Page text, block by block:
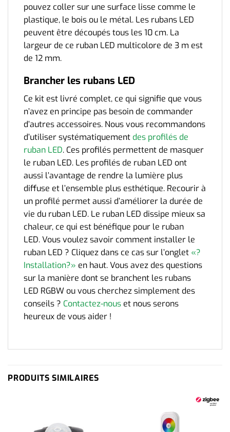
pouvez coller sur une surface lisse comme le
plastique, le bois ou le métal. Les rubans LED
peuvent être découpés tous les 10 cm. La
largeur de ce ruban LED multicolore de 3 m est
de 12 mm.
Brancher les rubans LED
Ce kit est livré complet, ce qui signifie que vous
n’avez en principe pas besoin de commander
d’autres accessoires. Nous vous recommandons
d’utiliser systématiquement des profilés de
ruban LED. Ces profilés permettent de masquer
le ruban LED. Les profilés de ruban LED ont
aussi l’avantage de rendre la lumière plus
diffuse et l’ensemble plus esthétique. Recourir à
un profilé permet aussi d’améliorer la durée de
vie du ruban LED. Le ruban LED dissipe mieux sa
chaleur, ce qui est bénéfique pour le ruban
LED.Vous voulez savoir comment installer le
ruban LED ? Cliquez dans ce cas sur l’onglet «?
Installation?» en haut.Vous avez des questions
sur la manière dont se branchent les rubans
LED RGBW ou vous cherchez simplement des
conseils ? Contactez-nous et nous serons
heureux de vous aider !
PRODUITS SIMILAIRES